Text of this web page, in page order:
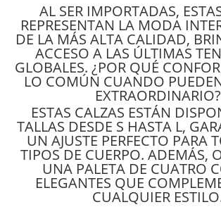
AL SER IMPORTADAS,
REPRESENTAN LA MODA
DE LA MÁS ALTA CALIDAD,
ACCESO A LAS ÚLTIMAS
GLOBALES. ¿POR QUÉ
LO COMÚN CUANDO
EXTRAORDINARIO?
ESTAS CALZAS ESTÁN
TALLAS DESDE S HASTA L,
UN AJUSTE PERFECTO PARA
TIPOS DE CUERPO. ADEMÁS,
UNA PALETA DE CUATRO
ELEGANTES QUE
CUALQUIER